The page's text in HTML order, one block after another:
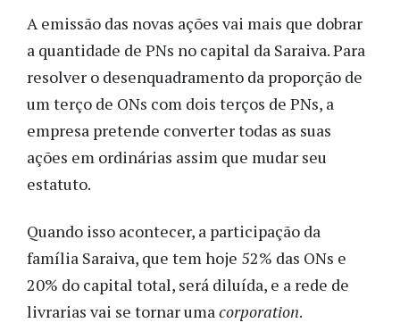
A emissão das novas ações vai mais que dobrar
a quantidade de PNs no capital da Saraiva.Para
resolver o desenquadramento da proporção de
um terço de ONs com dois terços de PNs, a
empresa pretende converter todas as suas
ações em ordinárias assim que mudar seu
estatuto.
Quando isso acontecer, a participação da
família Saraiva, que tem hoje 52% das ONs e
20% do capital total, será diluída, e a rede de
livrarias vai se tornar umacorporation.